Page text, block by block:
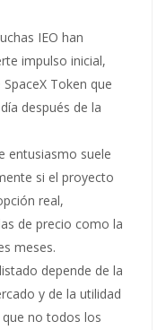
IEO han
impulso inicial,
Token que
después de la
entusiasmo suele
si el proyecto
real,
de precio como la
meses.
depende de la
y de la utilidad
no todos los